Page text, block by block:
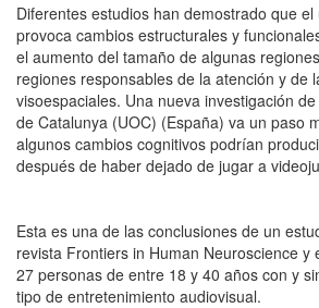
Diferentes estudios han demostrado que
provoca cambios estructurales y
el aumento del tamaño de algunas
regiones responsables de la atención y de
visoespaciales. Una nueva investigación
de Catalunya (UOC) (España) va un paso
algunos cambios cognitivos podrían
después de haber dejado de jugar a
Esta es una de las conclusiones de un
revista Frontiers in Human Neuroscience y
27 personas de entre 18 y 40 años con y
tipo de entretenimiento audiovisual.